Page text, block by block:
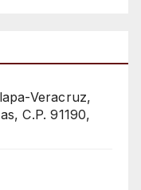
Veracruz,
C.P. 91190,